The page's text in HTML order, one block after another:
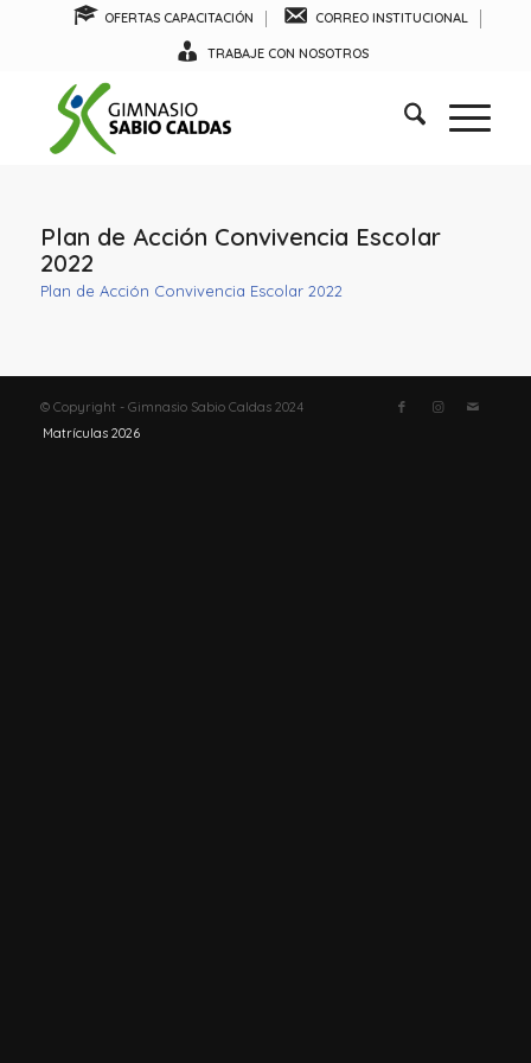
OFERTAS CAPACITACIÓN CORREO INSTITUCIONAL
TRABAJE CON NOSOTROS
Plan de Acción Convivencia Escolar
2022
Plan de Acción Convivencia Escolar 2022
© Copyright - Gimnasio Sabio Caldas 2024
Matrículas 2026